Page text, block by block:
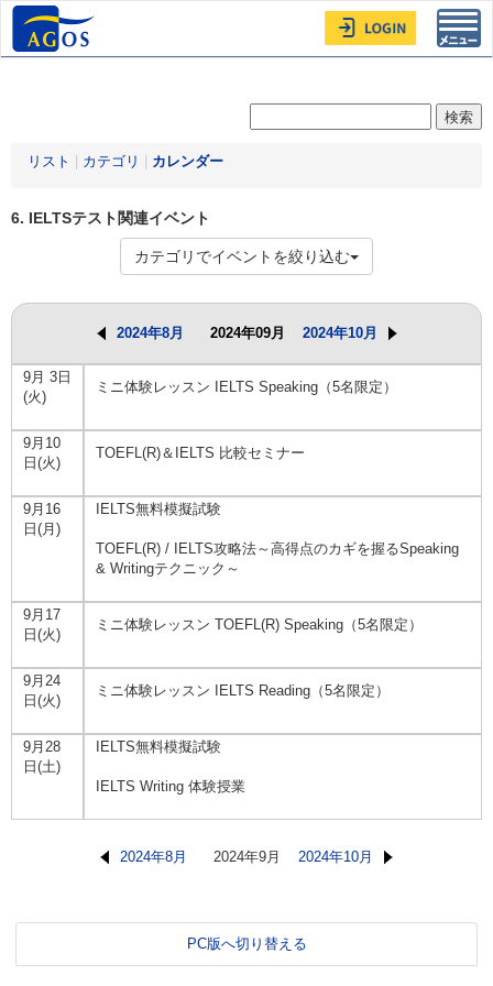
リスト カテゴリ カレンダー
6. IELTSテスト関連イベント
カテゴリでイベントを絞り込む
2024年8月 2024年09月 2024年10月
9月 3日
(火)
ミニ体験レッスン IELTS Speaking（5名限定）
9月10
日(火)
TOEFL(R)＆IELTS 比較セミナー
9月16
日(月)
IELTS無料模擬試験
TOEFL(R) / IELTS攻略法～高得点のカギを握るSpeaking
& Writingテクニック～
9月17
日(火)
ミニ体験レッスン TOEFL(R) Speaking（5名限定）
9月24
日(火)
ミニ体験レッスン IELTS Reading（5名限定）
9月28
日(土)
IELTS無料模擬試験
IELTS Writing 体験授業
2024年8月 2024年9月 2024年10月
PC版へ切り替える